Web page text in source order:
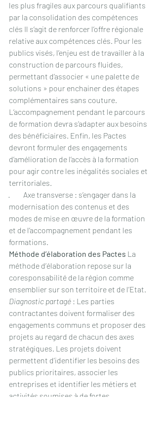
les plus fragiles aux parcours qualifiants
par la consolidation des compétences
clés Il s’agit de renforcer l’offre régionale
relative aux compétences clés. Pour les
publics visés, l’enjeu est de travailler à la
construction de parcours fluides,
permettant d’associer « une palette de
solutions » pour enchainer des étapes
complémentaires sans couture.
L’accompagnement pendant le parcours
de formation devra s’adapter aux besoins
des bénéficiaires. Enfin, les Pactes
devront formuler des engagements
d’amélioration de l’accès à la formation
pour agir contre les inégalités sociales et
territoriales.
·         Axe transverse : s’engager dans la
modernisation des contenus et des
modes de mise en œuvre de la formation
et de l’accompagnement pendant les
formations.
Méthode d’élaboration des Pactes La
méthode d’élaboration repose sur la
coresponsabilité de la région comme
ensemblier sur son territoire et de l’Etat.
Diagnostic partagé : Les parties
contractantes doivent formaliser des
engagements communs et proposer des
projets au regard de chacun des axes
stratégiques. Les projets doivent
permettent d’identifier les besoins des
publics prioritaires, associer les
entreprises et identifier les métiers et
activités soumises à de fortes